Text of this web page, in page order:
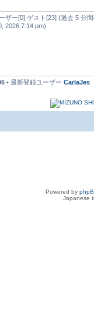
ザー[0] ゲスト[23] (過去 5 分
2026 7:14 pm)
• 最新登録ユーザー CarlaJes
Powered by
Japanese